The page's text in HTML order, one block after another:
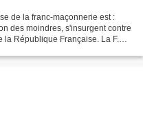
de la franc-maçonnerie est :
des moindres, s'insurgent contre
République Française. La F.M.